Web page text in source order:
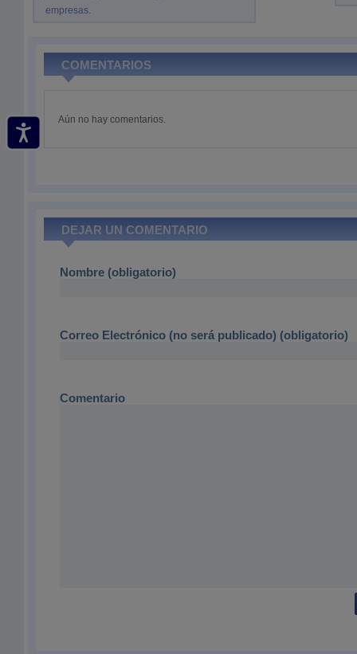
empresas.
COMENTARIOS
Aún no hay comentarios.
DEJAR UN COMENTARIO
Nombre (obligatorio)
Correo Electrónico (no será publicado) (obligatorio)
Comentario